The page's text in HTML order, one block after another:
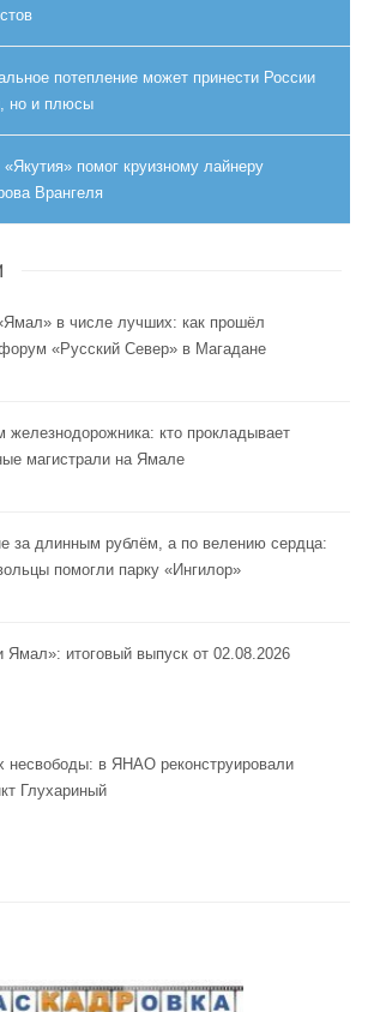
потепление может принести России
но и плюсы
помог круизному лайнеру
Врангеля
в числе лучших: как прошёл
«Русский Север» в Магадане
железнодорожника: кто прокладывает
магистрали на Ямале
за длинным рублём, а по велению сердца:
помогли парку «Ингилор»
Ямал»: итоговый выпуск от 02.08.2026
несвободы: в ЯНАО реконструировали
Глухариный